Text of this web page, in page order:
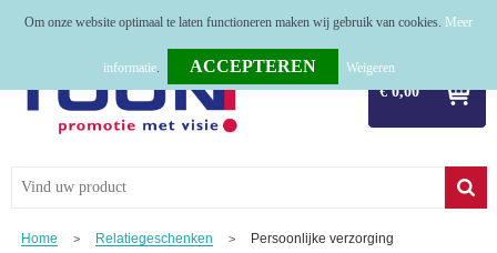
€ 0,00
Relatiegeschenken
Home > Relatiegeschenken > Persoonlijke verzorging
Om onze website optimaal te laten functioneren maken wij gebruik van cookies. Meer
informatie. Weigeren